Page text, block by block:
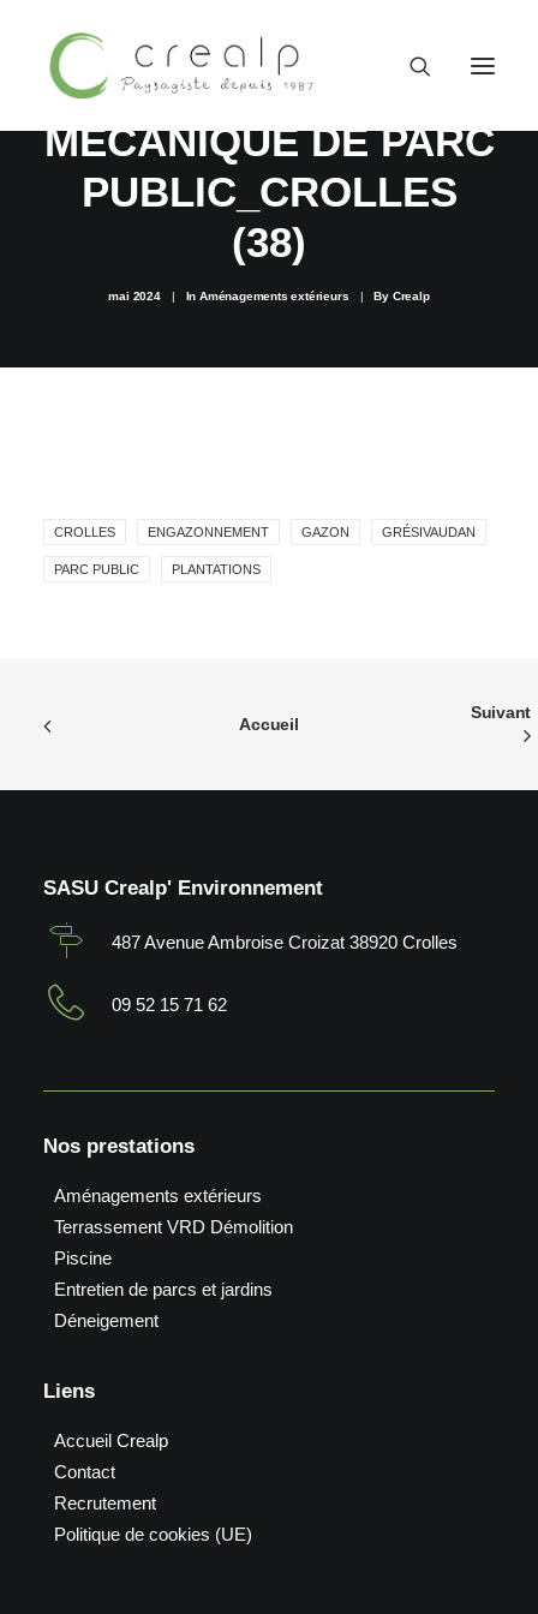
ENGAZONNEMENT
MÉCANIQUE DE PARC
PUBLIC_CROLLES
(38)
mai 2024 | InAménagements extérieurs | By Crealp
CROLLES ENGAZONNEMENT GAZON GRÉSIVAUDAN
PARC PUBLIC PLANTATIONS
Accueil
Suivant
SASU Crealp' Environnement
487 Avenue Ambroise Croizat 38920 Crolles
09 52 15 71 62
Nos prestations
Aménagements extérieurs
Terrassement VRD Démolition
Piscine
Entretien de parcs et jardins
Déneigement
Liens
Accueil Crealp
Contact
Recrutement
Politique de cookies (UE)